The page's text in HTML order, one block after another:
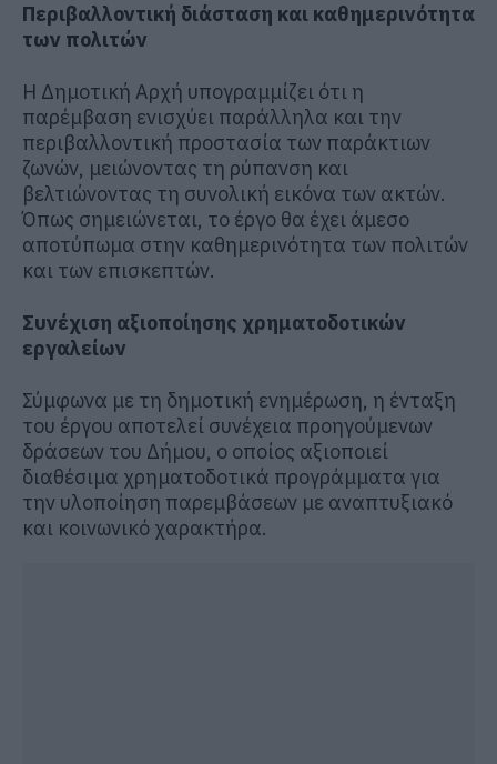
Περιβαλλοντική διάσταση και καθημερινότητα
των πολιτών
Η Δημοτική Αρχή υπογραμμίζει ότι η
παρέμβαση ενισχύει παράλληλα και την
περιβαλλοντική προστασία των παράκτιων
ζωνών, μειώνοντας τη ρύπανση και
βελτιώνοντας τη συνολική εικόνα των ακτών.
Όπως σημειώνεται, το έργο θα έχει άμεσο
αποτύπωμα στην καθημερινότητα των πολιτών
και των επισκεπτών.
Συνέχιση αξιοποίησης χρηματοδοτικών
εργαλείων
Σύμφωνα με τη δημοτική ενημέρωση, η ένταξη
του έργου αποτελεί συνέχεια προηγούμενων
δράσεων του Δήμου, ο οποίος αξιοποιεί
διαθέσιμα χρηματοδοτικά προγράμματα για
την υλοποίηση παρεμβάσεων με αναπτυξιακό
και κοινωνικό χαρακτήρα.